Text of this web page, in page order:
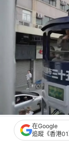
Speed在西環登上電車
段截圖）
在Google
追蹤《香港01